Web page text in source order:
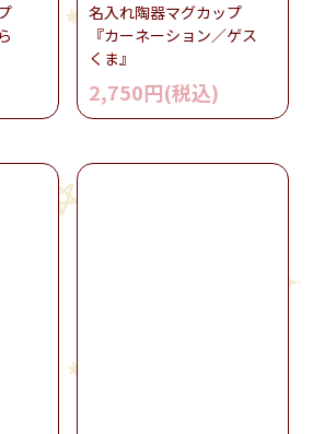
名入れ陶器マグカップ
『カーネーション／ゲス
くま』
2,750円(税込)